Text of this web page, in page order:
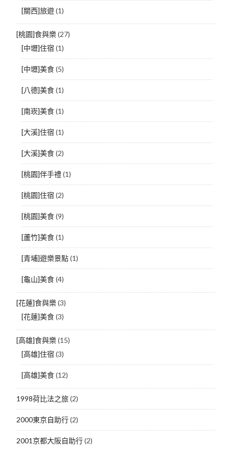
[關西]旅遊(1)
[桃園]食與樂(27)
[中壢]住宿 (1)
[中壢]美食(5)
[八德]美食(1)
[南崁]美食(1)
[大溪]住宿 (1)
[大溪]美食(2)
[桃園]伴手禮(1)
[桃園]住宿 (2)
[桃園]美食(9)
[蘆竹]美食(1)
[青埔]遊樂景點(1)
[龜山]美食(4)
[花蓮]食與樂(3)
[花蓮]美食(3)
[高雄]食與樂(15)
[高雄]住宿 (3)
[高雄]美食(12)
1998荷比法之旅(2)
2000東京自助行(2)
2001京都大阪自助行(2)